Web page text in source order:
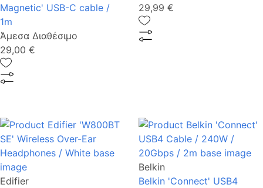
Magnetic' USB-C cable /
1m
Άμεσα Διαθέσιμο
29,00 €
29,99 €
Edifier
Belkin
Belkin 'Connect' USB4